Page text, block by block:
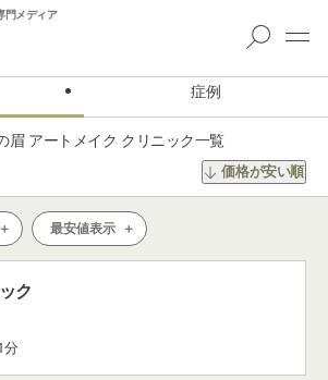
門メディア
症例
眉 アートメイク クリニック一覧
価格が安い順
最安値表示
ク
分